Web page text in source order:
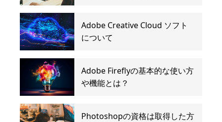
Adobe Creative Cloud ソフト
について
Adobe Fireflyの基本的な使い方
や機能とは？
Photoshopの資格は取得した方